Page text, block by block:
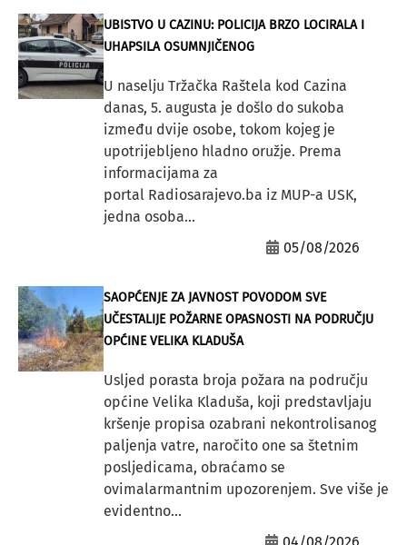
UBISTVO U CAZINU: POLICIJA BRZO LOCIRALA I
UHAPSILA OSUMNJIČENOG
U naselju Tržačka Raštela kod Cazina
danas, 5. augusta je došlo do sukoba
između dvije osobe, tokom kojeg je
upotrijebljeno hladno oružje. Prema
informacijama za
portal Radiosarajevo.ba iz MUP-a USK,
jedna osoba...
05/08/2026
SAOPĆENJE ZA JAVNOST POVODOM SVE
UČESTALIJE POŽARNE OPASNOSTI NA PODRUČJU
OPĆINE VELIKA KLADUŠA
Usljed porasta broja požara na području
općine Velika Kladuša, koji predstavljaju
kršenje propisa ozabrani nekontrolisanog
paljenja vatre, naročito one sa štetnim
posljedicama, obraćamo se
ovimalarmantnim upozorenjem. Sve više je
evidentno...